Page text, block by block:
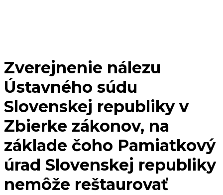
Zverejnenie nálezu
Ústavného súdu
Slovenskej republiky v
Zbierke zákonov, na
základe čoho Pamiatkový
úrad Slovenskej republiky
nemôže reštaurovať